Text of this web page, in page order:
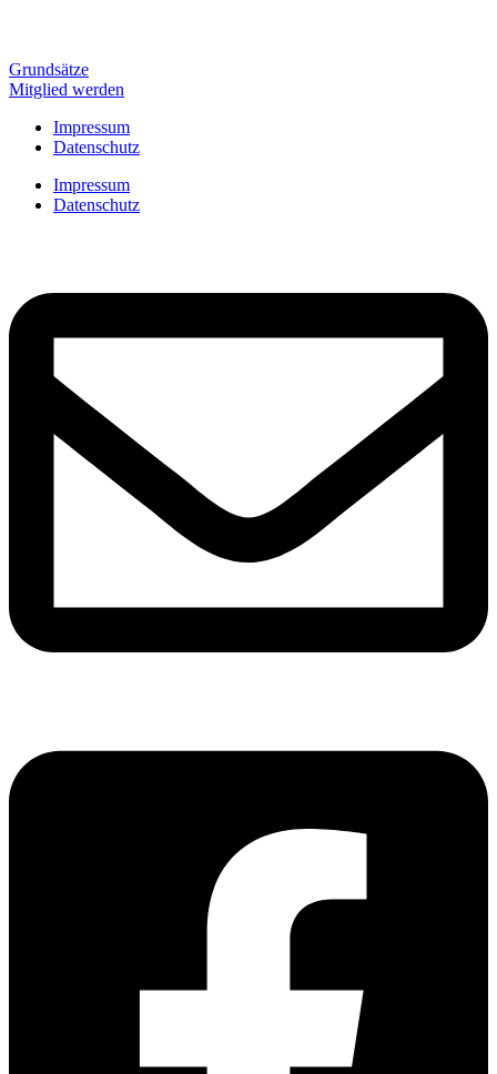
Grundsätze
Mitglied werden
Impressum
Datenschutz
Impressum
Datenschutz